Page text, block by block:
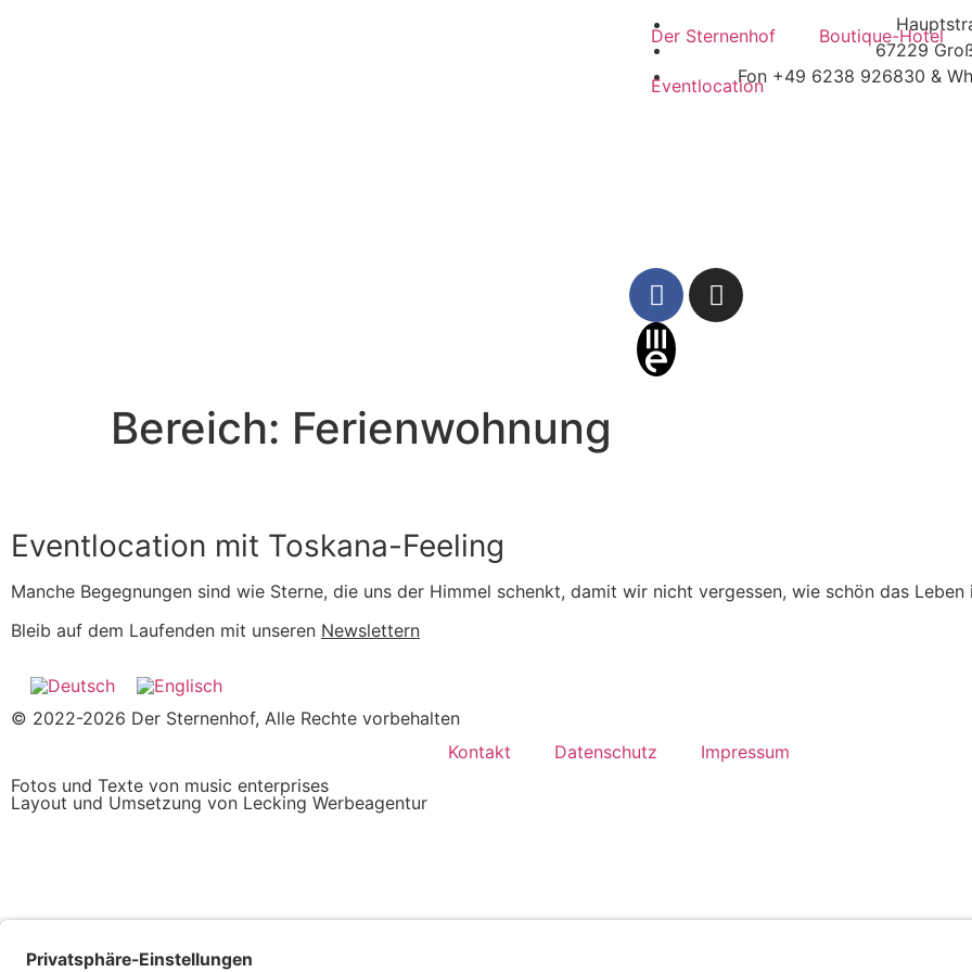
67229
Fon +49 6238 926830 &
Der Sternenhof Boutique-Hotel
Eventlocation
Bereich: Ferienwohnung
Eventlocation mit Toskana-Feeling
Manche Begegnungen sind wie Sterne, die uns der Himmel schenkt, damit wir nicht vergessen, wie schön das Leben
Bleib auf dem Laufenden mit unseren Newslettern
© 2022-2026 Der Sternenhof, Alle Rechte vorbehalten
Kontakt
Datenschutz
Impressum
Fotos und Texte von music enterprises
Layout und Umsetzung von Lecking Werbeagentur